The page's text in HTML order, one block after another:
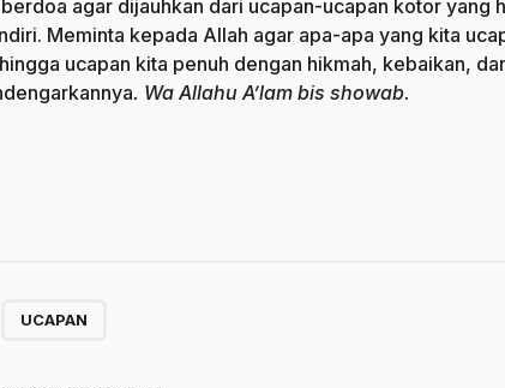
agar dijauhkan dari ucapan-ucapan kotor yang
Meminta kepada Allah agar apa-apa yang kita
ucapan kita penuh dengan hikmah, kebaikan,
. Wa Allahu A’lam bis showab.
UCAPAN